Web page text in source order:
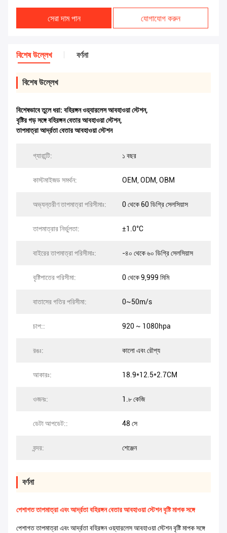
সেরা দাম পান যোগাযোগ করুন
বিশেষ উল্লেখ বর্ণনা
বিশেষ উল্লেখ
বিশেষভাবে তুলে ধরা: বহিরঙ্গন ওয়্যারলেস আবহাওয়া স্টেশন,
বৃষ্টির গড় সঙ্গে বহিরঙ্গন বেতার আবহাওয়া স্টেশন,
তাপমাত্রা আর্দ্রতা বেতার আবহাওয়া স্টেশন
গ্যারান্টি: ১ বছর
কাস্টমাইজড সমর্থন: OEM, ODM, OBM
অভ্যন্তরীণ তাপমাত্রা পরিসীমাঃ: 0 থেকে 60 ডিগ্রি সেলসিয়াস
তাপমাত্রার নির্ভুলতা: ±1.0°C
বাইরের তাপমাত্রা পরিসীমাঃ: -৪০ থেকে ৬০ ডিগ্রি সেলসিয়াস
বৃষ্টিপাতের পরিসীমা: 0 থেকে 9,999 মিমি
বাতাসের গতির পরিসীমা: 0~50m/s
চাপ:: 920 ~ 1080hpa
রঙঃ: কালো এবং রৌপ্য
আকারঃ: 18.9*12.5*2.7CM
ওজনঃ: 1.৮ কেজি
ডেটা আপডেট:: 48 সে
বন্দর: শেঞ্জেন
বর্ণনা
পেশাগত তাপমাত্রা এবং আর্দ্রতা বহিরঙ্গন বেতার আবহাওয়া স্টেশন বৃষ্টি মাপক সঙ্গে
পেশাগত তাপমাত্রা এবং আর্দ্রতা বহিরঙ্গন ওয়্যারলেস আবহাওয়া স্টেশন বৃষ্টি মাপক সঙ্গে